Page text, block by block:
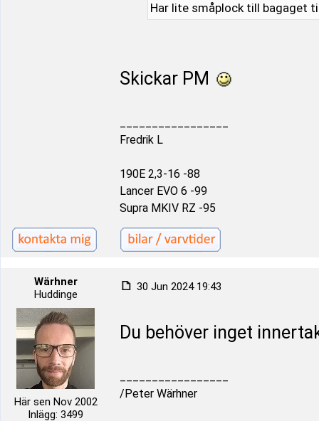
Har lite småplock till bagaget
Skickar PM
Fredrik L
190E 2,3-16 -88
Lancer EVO 6 -99
Supra MKIV RZ -95
Wärhner
Huddinge
Här sen Nov 2002
Inlägg: 3499
30 Jun 2024 19:43
Du behöver inget
/Peter Wärhner